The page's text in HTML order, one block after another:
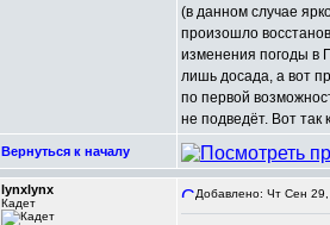
(в данном случае
произошло
изменения погоды в
лишь досада, а вот
по первой
не подведёт. Вот так
Вернуться к началу
lynxlynx
Кадет
Добавлено: Чт Сен